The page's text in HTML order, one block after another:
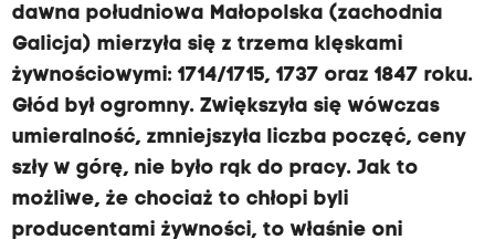
dawna południowa Małopolska (zachodnia
Galicja) mierzyła się z trzema klęskami
żywnościowymi: 1714/1715, 1737 oraz 1847 roku.
Głód był ogromny. Zwiększyła się wówczas
umieralność, zmniejszyła liczba poczęć, ceny
szły w górę, nie było rąk do pracy. Jak to
możliwe, że chociaż to chłopi byli
producentami żywności, to właśnie oni